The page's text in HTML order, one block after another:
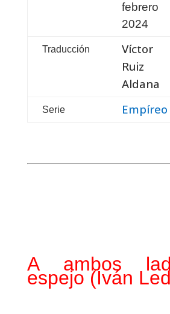
febrero
2024
Traducción
Víctor
Ruiz
Aldana
Serie Empíreo
A ambos
espejo (Iván